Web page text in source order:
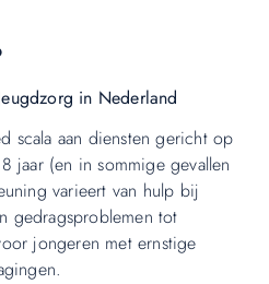
in Nederland
scala aan diensten gericht op
jaar (en in sommige gevallen
varieert van hulp bij
gedragsproblemen tot
jongeren met ernstige